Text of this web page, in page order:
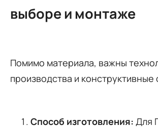
выборе и монтаже
Помимо материала, важны
производства и
Способ изготовления: Для